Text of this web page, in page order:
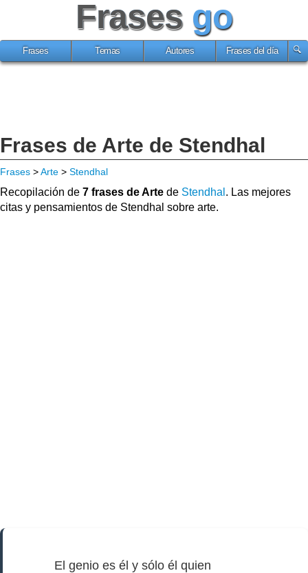
Frases go
Frases Temas Autores Frases del día
Frases de Arte de Stendhal
Frases >Arte > Stendhal
Recopilación de 7 frases de Arte de Stendhal . Las mejores
citas y pensamientos de Stendhal sobre arte.
El genio es él y sólo él quien